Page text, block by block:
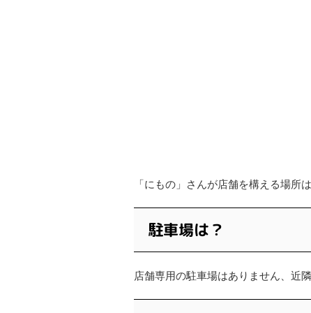
「にもの」さんが店舗を構える場所
駐車場は？
店舗専用の駐車場はありません、近